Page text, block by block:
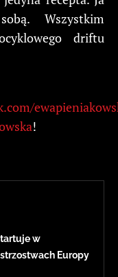
Wszystkim
driftu
!
w
Europy